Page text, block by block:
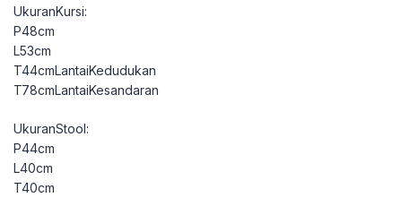
UkuranKursi:
P48cm
L53cm
T44cmLantaiKedudukan
T78cmLantaiKesandaran
UkuranStool:
P44cm
L40cm
T40cm